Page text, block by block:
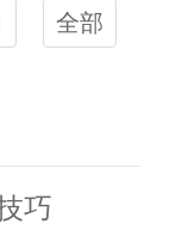
全部
巧